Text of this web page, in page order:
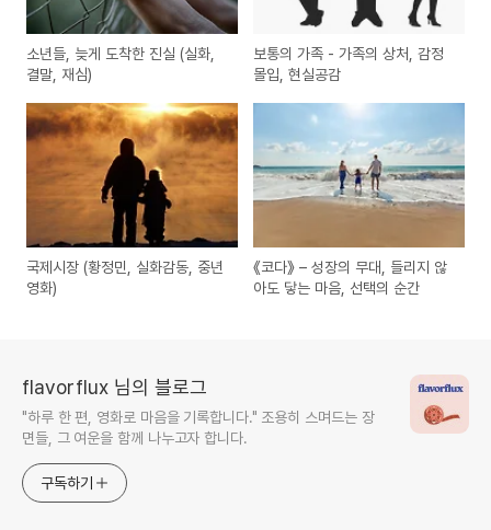
소년들, 늦게 도착한 진실 (실화,
결말, 재심)
보통의 가족 - 가족의 상처, 감정
몰입, 현실공감
국제시장 (황정민, 실화감동, 중년
영화)
《코다》 – 성장의 무대, 들리지 않
아도 닿는 마음, 선택의 순간
flavorflux 님의 블로그
"하루 한 편, 영화로 마음을 기록합니다." 조용히 스며드는 장
면들, 그 여운을 함께 나누고자 합니다.
구독하기